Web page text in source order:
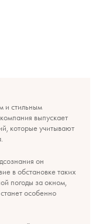
20%
и стильным
выпускает
которые учитывают
он
в обстановке таких
погоды за окном,
особенно